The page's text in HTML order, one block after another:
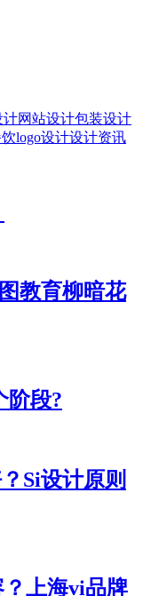
计网站设计包装设计
logo设计设计资讯
教育柳暗花
阶段?
Si设计原则
上海vi品牌